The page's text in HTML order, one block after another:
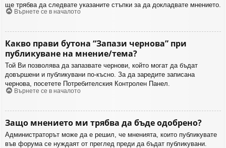
ще трябва да следвате указаните стъпки за да докладвате мнението.
Върнете се в началото
Какво прави бутона “Запази чернова” при
публикуване на мнение/тема?
Той Ви позволява да запазвате чернови, който могат да бъдат
довършени и публикувани по-късно. За да заредите записана
чернова, посетете Потребителския Контролен Панел.
Върнете се в началото
Защо мнението ми трябва да бъде одобрено?
Администраторът може да е решил, че мненията, които публикувате
във форума се нуждаят от преглед преди да бъдат публикувани.